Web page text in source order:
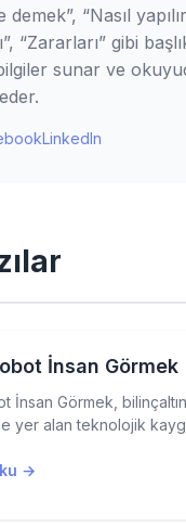
“Nasıl
“Zararları” gibi
sunar ve
LinkedIn
İnsan Görmek
İnsan Görmek,
yer alan teknolojik
→